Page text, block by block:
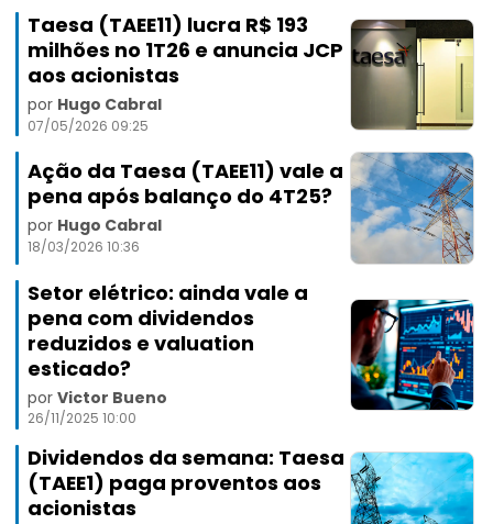
Taesa (TAEE11) lucra R$ 193
milhões no 1T26 e anuncia JCP
aos acionistas
por Hugo Cabral
07/05/2026 09:25
Ação da Taesa (TAEE11) vale a
pena após balanço do 4T25?
por Hugo Cabral
18/03/2026 10:36
Setor elétrico: ainda vale a
pena com dividendos
reduzidos e valuation
esticado?
porVictor Bueno
26/11/2025 10:00
Dividendos da semana: Taesa
(TAEE1) paga proventos aos
acionistas